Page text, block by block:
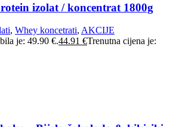
izolat / koncentrat 1800g
, Whey koncetrati, AKCIJE
je: 49.90 €.44.91 €Trenutna cijena je: